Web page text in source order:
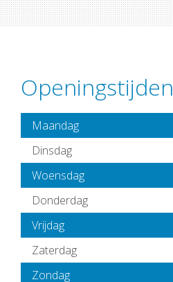
Openingstijden
Maandag
Dinsdag
Woensdag
Donderdag
Vrijdag
Zaterdag
Zondag